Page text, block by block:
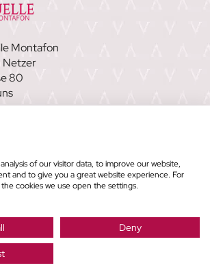
of our visitor data, to improve our website,
and to give you a great website experience. For
cookies we use open the settings.
Deny
ANFRAGEN
Montafon
Netzer
80
IN SCHRUNS